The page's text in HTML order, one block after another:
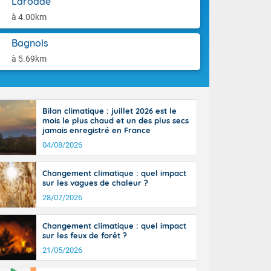
à 4.00km
Bagnols
à 5.69km
ensoleillée,
une
le vent
tramontane
elles
et
sur le
Alpes à
terres et 20
Bilan climatique : juillet 2026 est le
mois le plus chaud et un des plus secs
jamais enregistré en France
04/08/2026
Changement climatique : quel impact
sur les vagues de chaleur ?
28/07/2026
Changement climatique : quel impact
sur les feux de forêt ?
21/05/2026